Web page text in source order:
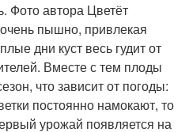
Фото автора Цветёт
пышно, привлекая
дни куст весь гудит от
Вместе с тем плоды
что зависит от погоды:
постоянно намокают, то
урожай появляется на